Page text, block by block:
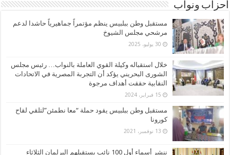
أحزاب ونواب
مستقبل وطن ببلبيس ينظم مؤتمراً جماهيرياً حاشدا لدعم
مرشحي مجلس الشيوخ
30 يوليو، 2025
خلال استقباله وكيلة القوي العاملة بالنواب… رئيس مجلس
الشورى البحريني يؤكد أن التجربة المصرية في الاتحادات
النقابية حققت أهداف مرجوة
15 فبراير، 2024
مستقبل وطن ببلبيس يقود حملة “معا نطمئن”لتلقي لقاح
كورونا
13 نوفمبر، 2021
ننشر أسماء أول 100 نائب يستقبلهم البرلمان الثلاثاء